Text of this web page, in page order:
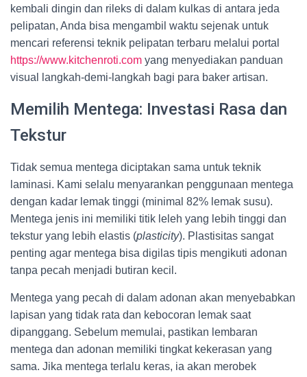
kembali dingin dan rileks di dalam kulkas di antara jeda
pelipatan, Anda bisa mengambil waktu sejenak untuk
mencari referensi teknik pelipatan terbaru melalui portal
https://www.kitchenroti.com yang menyediakan panduan
visual langkah-demi-langkah bagi para baker artisan.
Memilih Mentega: Investasi Rasa dan
Tekstur
Tidak semua mentega diciptakan sama untuk teknik
laminasi. Kami selalu menyarankan penggunaan mentega
dengan kadar lemak tinggi (minimal 82% lemak susu).
Mentega jenis ini memiliki titik leleh yang lebih tinggi dan
tekstur yang lebih elastis (plasticity). Plastisitas sangat
penting agar mentega bisa digilas tipis mengikuti adonan
tanpa pecah menjadi butiran kecil.
Mentega yang pecah di dalam adonan akan menyebabkan
lapisan yang tidak rata dan kebocoran lemak saat
dipanggang. Sebelum memulai, pastikan lembaran
mentega dan adonan memiliki tingkat kekerasan yang
sama. Jika mentega terlalu keras, ia akan merobek